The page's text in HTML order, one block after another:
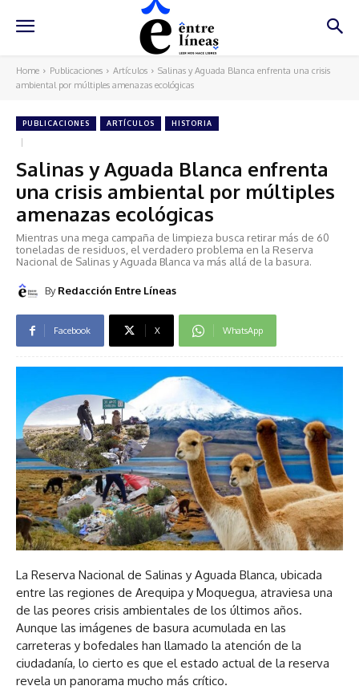
Home Publicaciones Artículos
Salinas y Aguada Blanca enfrenta una crisis
ambiental por múltiples amenazas ecológicas
PUBLICACIONES ARTÍCULOS HISTORIA
Salinas y Aguada Blanca enfrenta
una crisis ambiental por múltiples
amenazas ecológicas
Mientras una mega campaña de limpieza busca retirar más de 60
toneladas de residuos, el verdadero problema en la Reserva
Nacional de Salinas y Aguada Blanca va más allá de la basura.
By Redacción Entre Líneas
Facebook X WhatsApp
La Reserva Nacional de Salinas y Aguada Blanca, ubicada
entre las regiones de Arequipa y Moquegua, atraviesa una
de las peores crisis ambientales de los últimos años.
Aunque las imágenes de basura acumulada en las
carreteras y bofedales han llamado la atención de la
ciudadanía, lo cierto es que el estado actual de la reserva
revela un panorama mucho más crítico.